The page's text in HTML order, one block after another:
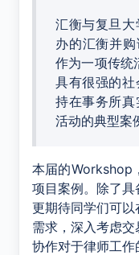
汇衡与复旦
办的汇衡并购
作为一项传统
具有很强的
持在事务所
活动的典型案
本届的Workshop
项目案例。除了
更期待同学们可
需求，深入考虑
协作对于律师工作